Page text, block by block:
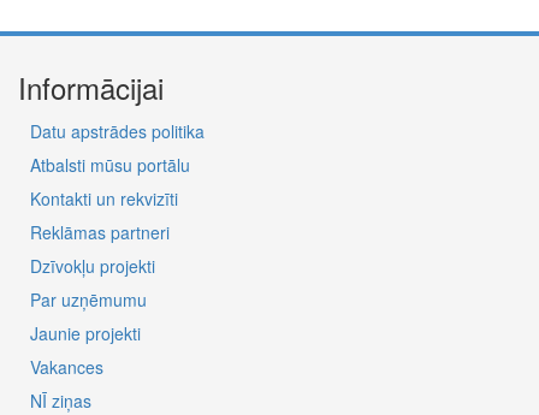
Informācijai
Datu apstrādes politika
Atbalsti mūsu portālu
Kontakti un rekvizīti
Reklāmas partneri
Dzīvokļu projekti
Par uzņēmumu
Jaunie projekti
Vakances
NĪ ziņas